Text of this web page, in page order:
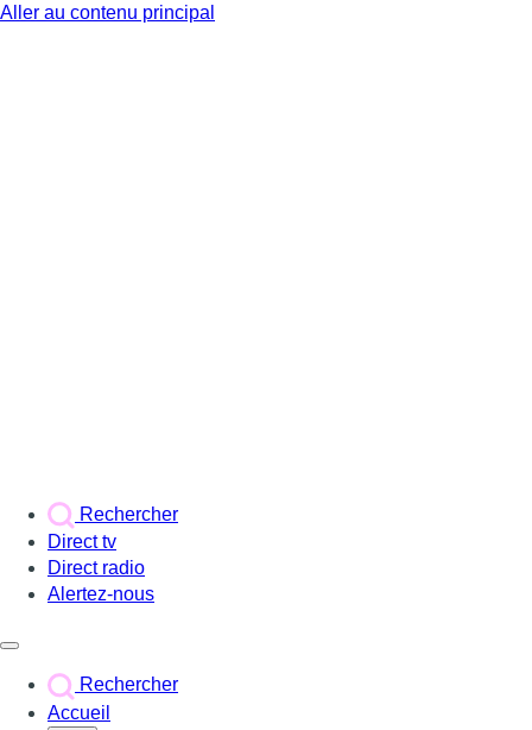
Aller au contenu principal
Rechercher
Direct tv
Direct radio
Alertez-nous
Rechercher
Accueil